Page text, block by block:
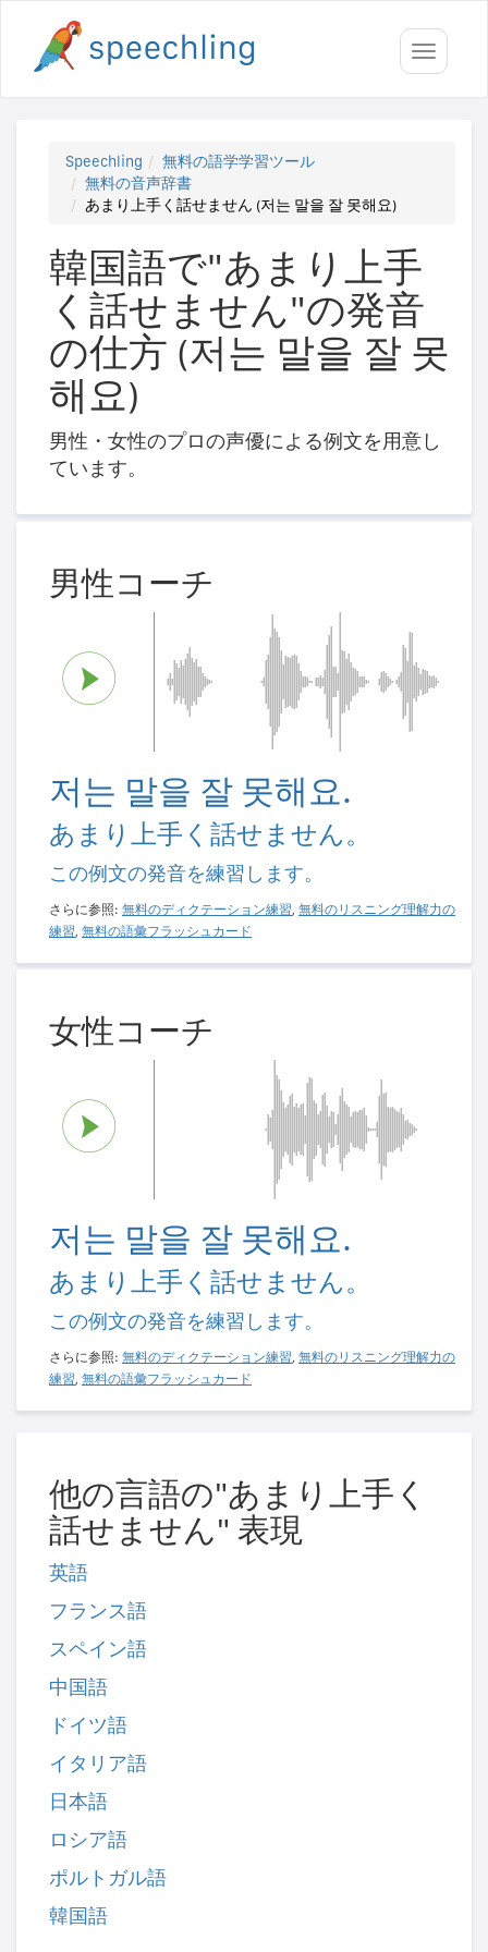
Toggle
Speechling
無料の語学学習ツール
無料の音声辞書
あまり上手く話せません (저는 말을 잘 못해요)
韓国語で"あまり上手
く話せません"の発音
の仕方 (저는 말을 잘 못
해요)
男性・女性のプロの声優による例文を用意し
ています。
男性コーチ
저는 말을 잘 못해요.
あまり上手く話せません。
この例文の発音を練習します。
さらに参照: 無料のディクテーション練習, 無料のリスニング理解力の
練習, 無料の語彙フラッシュカード
女性コーチ
저는 말을 잘 못해요.
あまり上手く話せません。
この例文の発音を練習します。
さらに参照: 無料のディクテーション練習, 無料のリスニング理解力の
練習, 無料の語彙フラッシュカード
他の言語の"あまり上手く
話せません" 表現
英語
フランス語
スペイン語
中国語
ドイツ語
イタリア語
日本語
ロシア語
ポルトガル語
韓国語